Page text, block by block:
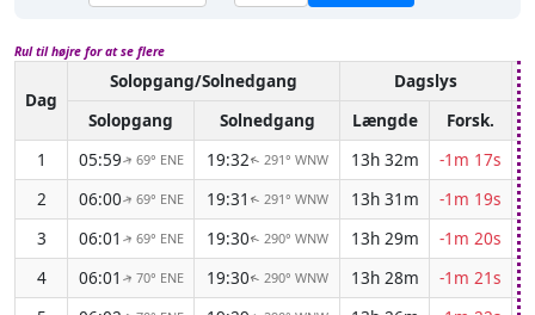
Rul til højre for at se flere
Dag
Solopgang/Solnedgang Dagslys
Solopgang
Solnedgang Længde
Forsk.
1
05:59↑ 69° ENE 19:32↑ 291° WNW 13h 32m
-1m 17s
2
06:00↑ 69° ENE 19:31 ↑ 291° WNW 13h 31m
-1m 19s
3
06:01 ↑ 69° ENE 19:30↑ 290° WNW 13h 29m
-1m 20s
4
06:01 ↑ 70° ENE 19:30↑ 290° WNW 13h 28m
-1m 21s